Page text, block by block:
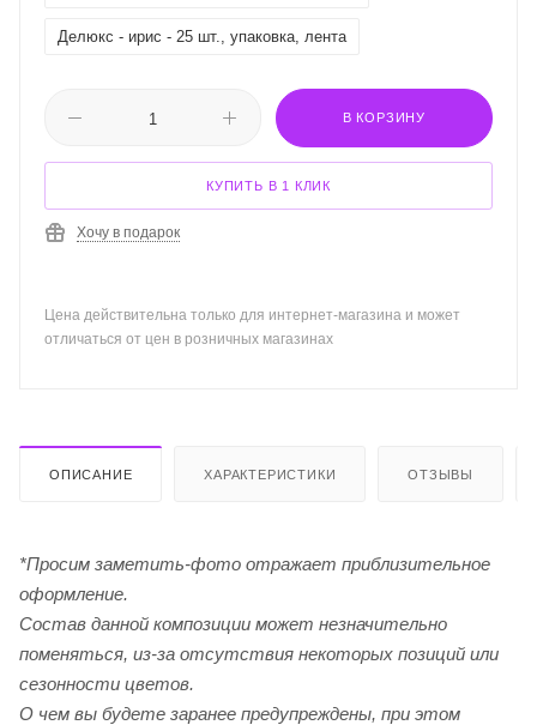
Делюкс - ирис - 25 шт., упаковка, лента
В КОРЗИНУ
КУПИТЬ В 1 КЛИК
Хочу в подарок
Цена действительна только для интернет-магазина и может
отличаться от цен в розничных магазинах
ОПИСАНИЕ ХАРАКТЕРИСТИКИ ОТЗЫВЫ
*Просим заметить-фото отражает приблизительное
оформление.
Cостав данной композиции может незначительно
поменяться, из-за отсутствия некоторых позиций или
сезонности цветов.
О чем вы будете заранее предупреждены, при этом